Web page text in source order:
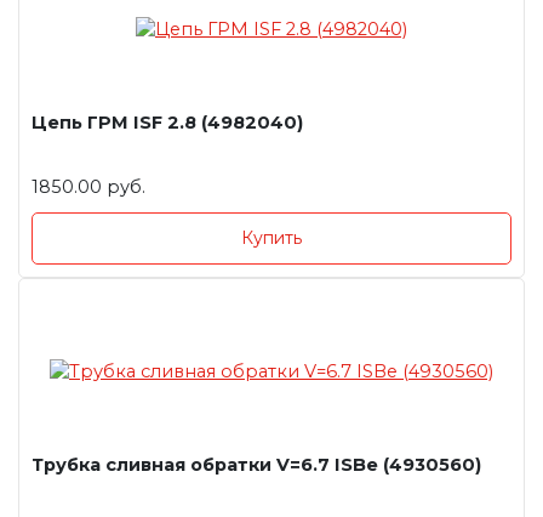
Цепь ГРМ ISF 2.8 (4982040)
1850.00 руб.
Купить
Трубка сливная обратки V=6.7 ISBe (4930560)